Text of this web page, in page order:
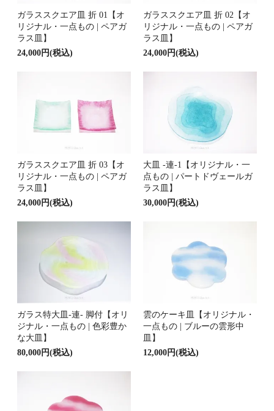
ガラススクエア皿 折 01【オ
リジナル・一点もの | ペアガ
ラス皿】
24,000円(税込)
ガラススクエア皿 折 02【オ
リジナル・一点もの | ペアガ
ラス皿】
24,000円(税込)
ガラススクエア皿 折 03【オ
リジナル・一点もの | ペアガ
ラス皿】
24,000円(税込)
大皿 -連-1【オリジナル・一
点もの | パートドヴェールガ
ラス皿】
30,000円(税込)
ガラス特大皿-連- 脚付【オリ
ジナル・一点もの | 色彩豊か
な大皿】
80,000円(税込)
雲のケーキ皿【オリジナル・
一点もの | ブルーの雲形中
皿】
12,000円(税込)